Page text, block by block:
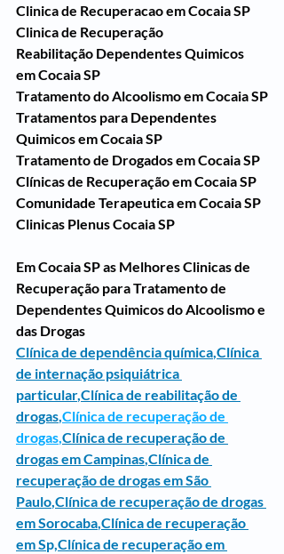
Clinica de Recuperacao em Cocaia SP
Clinica de Recuperação
Reabilitação Dependentes Quimicos
em Cocaia SP
Tratamento do Alcoolismo em Cocaia SP
Tratamentos para Dependentes
Quimicos em Cocaia SP
Tratamento de Drogados em Cocaia SP
Clínicas de Recuperação em Cocaia SP
Comunidade Terapeutica em Cocaia SP
Clinicas Plenus Cocaia SP
Em Cocaia SP as Melhores Clinicas de
Recuperação para Tratamento de
Dependentes Quimicos do Alcoolismo e
das Drogas
Clínica de dependência química,Clínica
de internação psiquiátrica
particular,Clínica de reabilitação de
drogas,Clínica de recuperação de
drogas,Clínica de recuperação de
drogas em Campinas,Clínica de
recuperação de drogas em São
Paulo,Clínica de recuperação de drogas
em Sorocaba,Clínica de recuperação
em Sp,Clínica de recuperação em